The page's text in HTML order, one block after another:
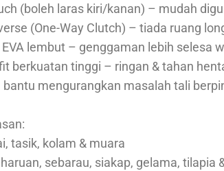
(boleh laras kiri/kanan) – mudah
(One-Way Clutch) – tiada ruang
lembut – genggaman lebih selesa
berkuatan tinggi – ringan & tahan
bantu mengurangkan masalah tali
tasik, kolam & muara
sebarau, siakap, gelama, tilapia